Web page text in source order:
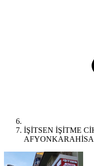
İŞİTSEN İŞİTME